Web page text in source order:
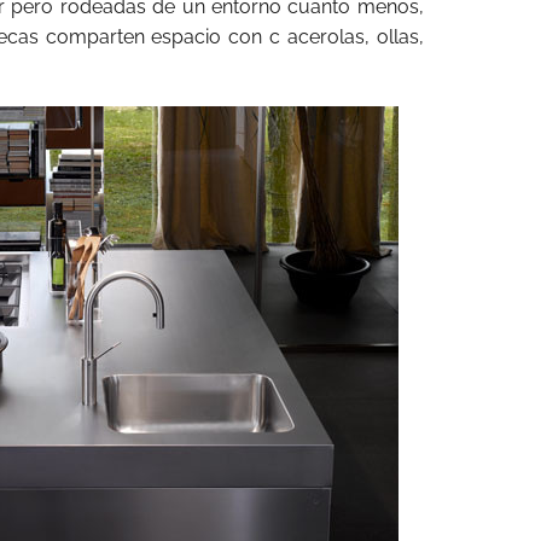
pero rodeadas de un entorno cuanto menos,
comparten espacio con c acerolas, ollas,